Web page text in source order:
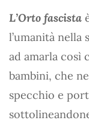
L’Orto fascista
l’umanità nella
ad amarla così
bambini, che
specchio e